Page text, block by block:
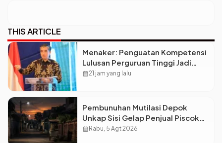
THIS ARTICLE
Menaker: Penguatan Kompetensi
Lulusan Perguruan Tinggi Jadi
Kunci Menjawab Kebutuhan Dunia
calendar_month21 jam yang lalu
Pembunuhan Mutilasi Depok
Unkap Sisi Gelap Penjual Piscok
Berdarah Dingin
calendar_month Rabu, 5 Agt 2026